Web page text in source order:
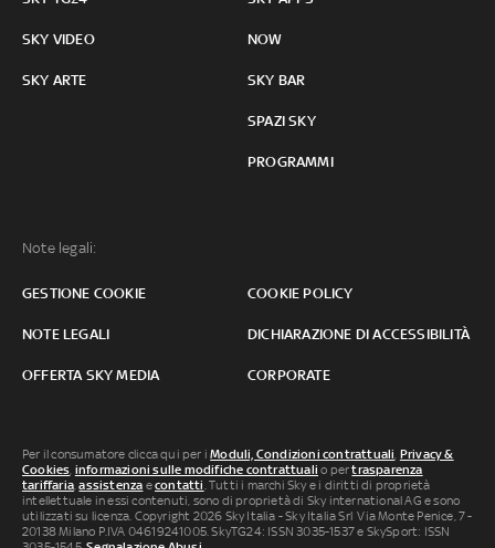
SKY VIDEO
SKY ARTE
NOW
SKY BAR
SPAZI SKY
PROGRAMMI
Note legali:
GESTIONE COOKIE COOKIE POLICY
NOTE LEGALI DICHIARAZIONE DI ACCESSIBILITÀ
OFFERTA SKY MEDIA CORPORATE
Per il consumatore clicca qui per iModuli, Condizioni contrattuali Privacy &
Cookies informazioni sulle modifiche contrattuali o pertrasparenza
tariffaria ,assistenza econtatti . Tutti i marchi Sky e i diritti di proprietà
intellettuale in essi contenuti, sono di proprietà di Sky international AG e sono
utilizzati su licenza. Copyright 2026 Sky Italia - Sky Italia Srl Via Monte Penice, 7 -
20138 Milano P.IVA 04619241005. SkyTG24: ISSN 3035-1537 e SkySport: ISSN